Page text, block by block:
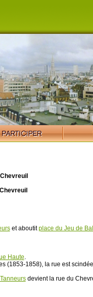
et aboutitplace du Jeu de
Haute.
(1853-1858), la rue est
devient la rue du